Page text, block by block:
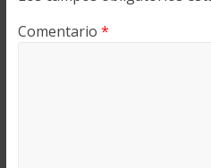
Comentario *